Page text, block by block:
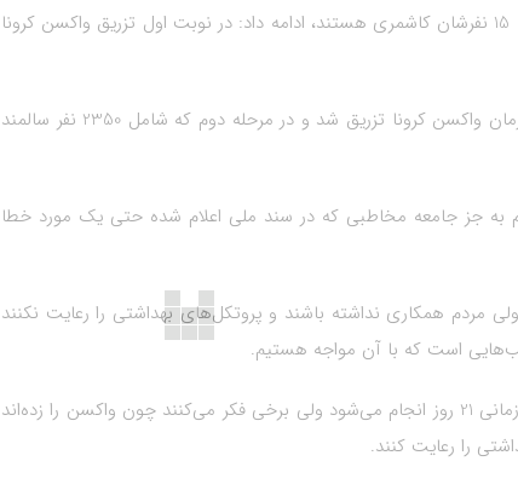
وی با اشاره به اینکه از 27 نفر مبتلا به ویروس کرونا 15 نفرشان کاشمری هستند، ادامه داد: در نوبت اول تزریق واکسن کرونا
وی تصریح کرد: در نوبت اول به کادر بهداشت و درمان واکسن کرونا تزریق شد و در مرحله دوم که شامل 2350 نفر سالمند
به جز جامعه مخاطبی که در سند ملی اعلام شده حتی یک مورد خطا
مردم همکاری نداشته باشند و پروتکل‌های بهداشتی را رعایت نکنند
است که با آن مواجه هستیم.
وی گفت: هرچند واکسن طی دو مرحله و به مدت زمانی 21 روز انجام می‌شود ولی برخی فکر می‌کنند چون واکسن را زده‌اند
را رعایت کنند.